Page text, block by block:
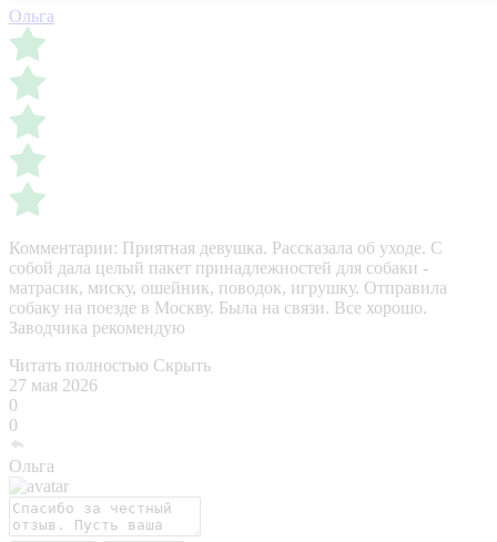
Ольга
Комментарии: Приятная девушка. Рассказала об уходе. С
собой дала целый пакет принадлежностей для собаки -
матрасик, миску, ошейник, поводок, игрушку. Отправила
собаку на поезде в Москву. Была на связи. Все хорошо.
Заводчика рекомендую
Читать полностью Скрыть
27 мая 2026
0
0
Ольга